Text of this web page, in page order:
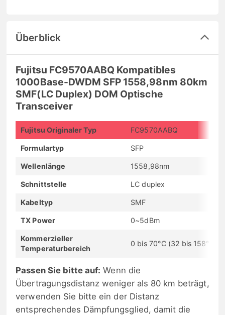
Überblick
Fujitsu FC9570AABQ Kompatibles
1000Base-DWDM SFP 1558,98nm 80km
SMF(LC Duplex) DOM Optische
Transceiver
Fujitsu Originaler Typ FC9570AABQ
Formulartyp SFP
Wellenlänge 1558,98nm
Schnittstelle LC duplex
Kabeltyp SMF
TX Power 0~5dBm
Kommerzieller
Temperaturbereich
0 bis 70°C (32 bis 158°F)
Passen Sie bitte auf: Wenn die
Übertragungsdistanz weniger als 80 km beträgt,
verwenden Sie bitte ein der Distanz
entsprechendes Dämpfungsglied, damit die